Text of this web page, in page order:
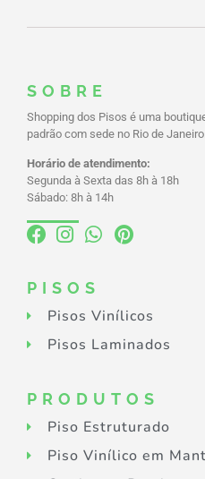
SOBRE
Shopping dos Pisos é uma
padrão com sede no Rio de Janeiro.
Horário de atendimento:
Segunda à Sexta das 8h à 18h
Sábado: 8h à 14h
PISOS
Pisos Vinílicos
Pisos Laminados
PRODUTOS
Piso Estruturado
Piso Vinílico em